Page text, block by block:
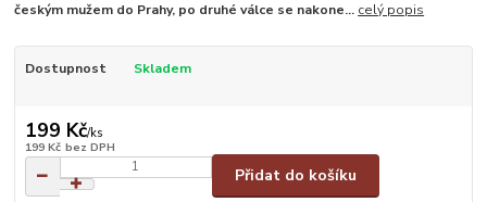
českým mužem do Prahy, po druhé válce se nakone... celý popis
Dostupnost Skladem
199 Kč/ks
199 Kč bez DPH
Přidat do košíku